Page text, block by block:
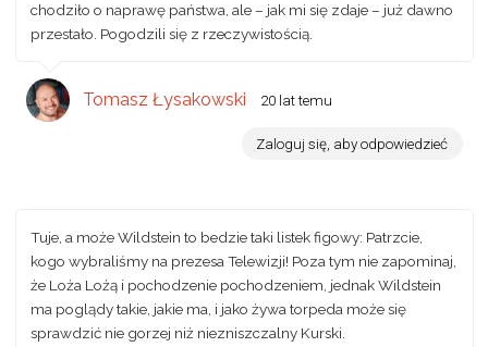
chodziło o naprawę państwa, ale – jak mi się zdaje – już dawno
przestało. Pogodzili się z rzeczywistością.
Tomasz Łysakowski 20 lat temu
Zaloguj się, aby odpowiedzieć
Tuje, a może Wildstein to bedzie taki listek figowy: Patrzcie,
kogo wybraliśmy na prezesa Telewizji! Poza tym nie zapominaj,
że Loża Lożą i pochodzenie pochodzeniem, jednak Wildstein
ma poglądy takie, jakie ma, i jako żywa torpeda może się
sprawdzić nie gorzej niż niezniszczalny Kurski.